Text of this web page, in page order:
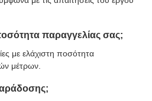
παραγγελίας σας;
με ελάχιστη ποσότητα
μέτρων.